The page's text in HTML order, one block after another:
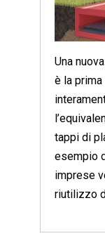
Una
è la
tappi di
esempio
imprese
riutilizzo